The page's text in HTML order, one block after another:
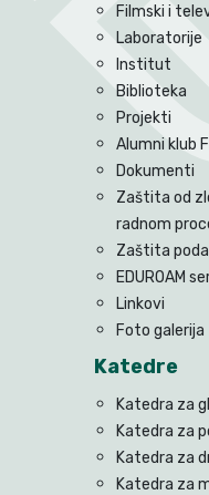
Filmski i
Laboratorije
Institut
Biblioteka
Projekti
Alumni klub
Dokumenti
Zaštita od
radnom
Zaštita
EDUROAM
Linkovi
Foto galerija
Katedre
Katedra za
Katedra za
Katedra za
Katedra za